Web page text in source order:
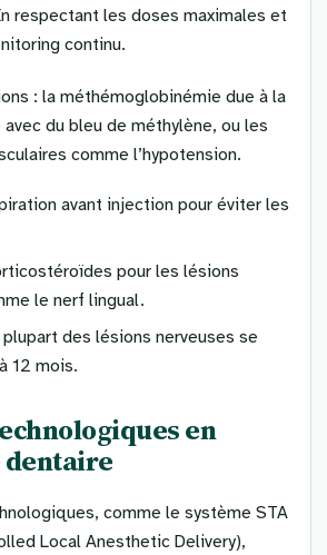
respectant les doses maximales et
continu.
: la méthémoglobinémie due à la
du bleu de méthylène, ou les
comme l’hypotension.
avant injection pour éviter les
pour les lésions
le nerf lingual.
des lésions nerveuses se
12 mois.
en
dentaire
comme le système STA
Local Anesthetic Delivery),